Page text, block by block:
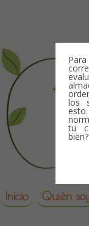
los
tu
bien?
Skip to content
Inicio Quién